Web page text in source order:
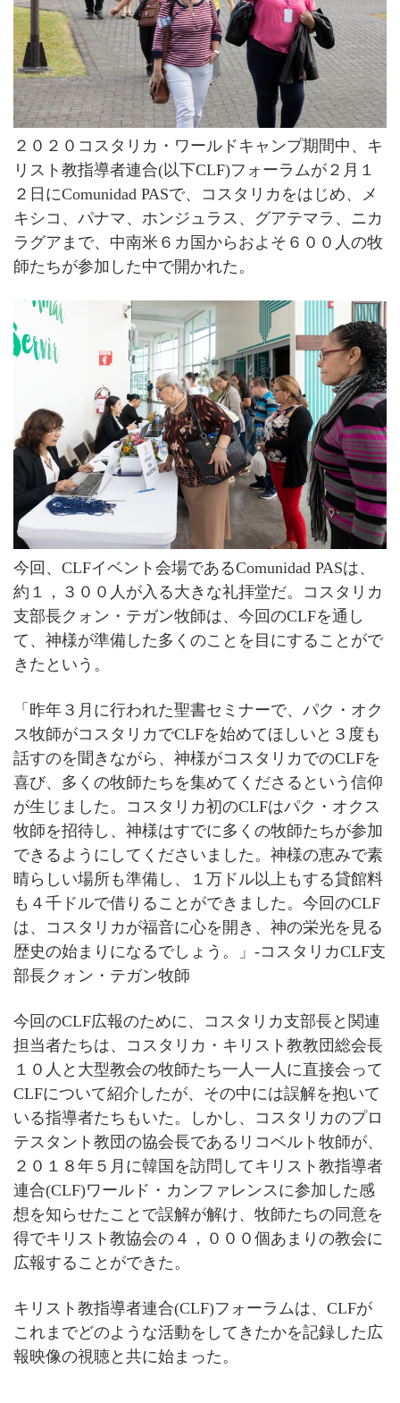
２０２０コスタリカ・ワールドキャンプ期間中、キ
リスト教指導者連合(以下CLF)フォーラムが２月１
２日にComunidad PASで、コスタリカをはじめ、メ
キシコ、パナマ、ホンジュラス、グアテマラ、ニカ
ラグアまで、中南米６カ国からおよそ６００人の牧
師たちが参加した中で開かれた。
今回、CLFイベント会場であるComunidad PASは、
約１，３００人が入る大きな礼拝堂だ。コスタリカ
支部長クォン・テガン牧師は、今回のCLFを通し
て、神様が準備した多くのことを目にすることがで
きたという。
「昨年３月に行われた聖書セミナーで、パク・オク
ス牧師がコスタリカでCLFを始めてほしいと３度も
話すのを聞きながら、神様がコスタリカでのCLFを
喜び、多くの牧師たちを集めてくださるという信仰
が生じました。コスタリカ初のCLFはパク・オクス
牧師を招待し、神様はすでに多くの牧師たちが参加
できるようにしてくださいました。神様の恵みで素
晴らしい場所も準備し、１万ドル以上もする貸館料
も４千ドルで借りることができました。今回のCLF
は、コスタリカが福音に心を開き、神の栄光を見る
歴史の始まりになるでしょう。」-コスタリカCLF支
部長クォン・テガン牧師
今回のCLF広報のために、コスタリカ支部長と関連
担当者たちは、コスタリカ・キリスト教教団総会長
１０人と大型教会の牧師たち一人一人に直接会って
CLFについて紹介したが、その中には誤解を抱いて
いる指導者たちもいた。しかし、コスタリカのプロ
テスタント教団の協会長であるリコベルト牧師が、
２０１８年５月に韓国を訪問してキリスト教指導者
連合(CLF)ワールド・カンファレンスに参加した感
想を知らせたことで誤解が解け、牧師たちの同意を
得でキリスト教協会の４，０００個あまりの教会に
広報することができた。
キリスト教指導者連合(CLF)フォーラムは、CLFが
これまでどのような活動をしてきたかを記録した広
報映像の視聴と共に始まった。